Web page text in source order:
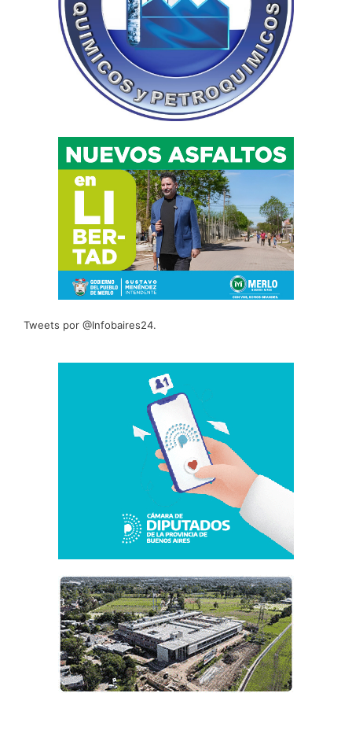
Tweets por @Infobaires24.